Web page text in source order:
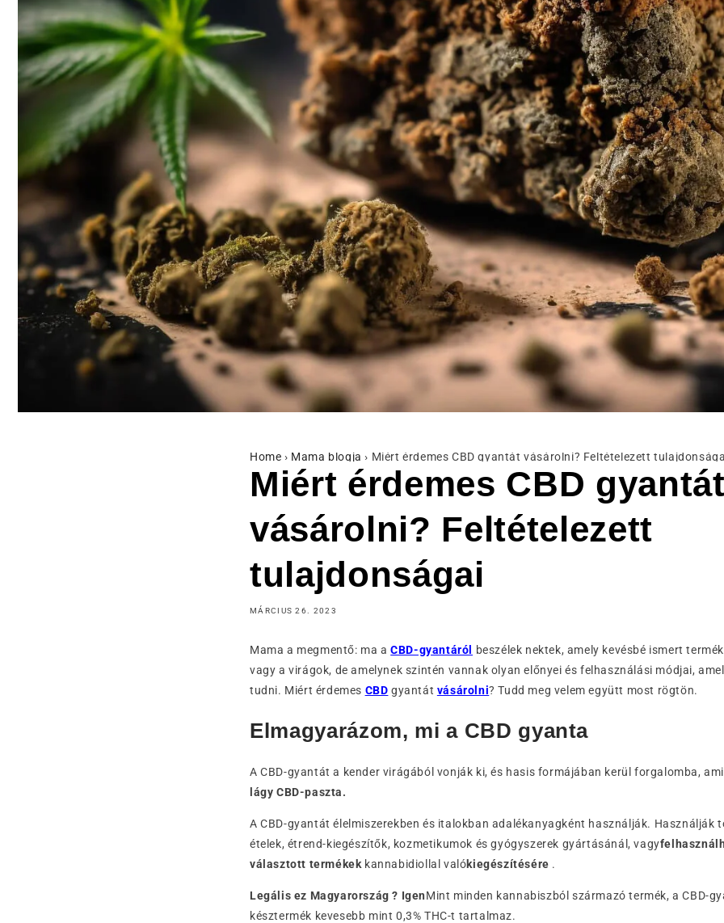
Home › Mama blogja › Miért érdemes CBD gyantát vásárolni? Feltételezett
Miért érdemes CBD
vásárolni? Feltételezett
tulajdonságai
MÁRCIUS 26. 2023
Mama a megmentő: ma aCBD-gyantáról
beszélek nektek, amely kevésbé ismert
vagy a virágok, de amelynek szintén vannak olyan előnyei és felhasználási módjai,
tudni. Miért érdemes CBD gyantát vásárolni? Tudd meg velem együtt most rögtön.
Elmagyarázom, mi a CBD gyanta
A CBD-gyantát a kender virágából vonják ki, és hasis formájában kerül forgalomba, ami
lágy CBD-paszta.
A CBD-gyantát élelmiszerekben és italokban adalékanyagként használják. Használják
ételek, étrend-kiegészítők, kozmetikumok és gyógyszerek gyártásánál, vagy
választott termékek kannabidiollal valókiegészítésére .
Legális ez Magyarország ? IgenMint minden kannabiszból származó termék, a CBD-
késztermék kevesebb mint 0,3% THC-t tartalmaz.